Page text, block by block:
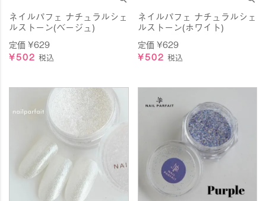
ネイルパフェ ナチュラルシェ
ルストーン(ベージュ)
定価¥629
¥502 税込
ネイルパフェ ナチュラルシェ
ルストーン(ホワイト)
定価 ¥629
¥502 税込